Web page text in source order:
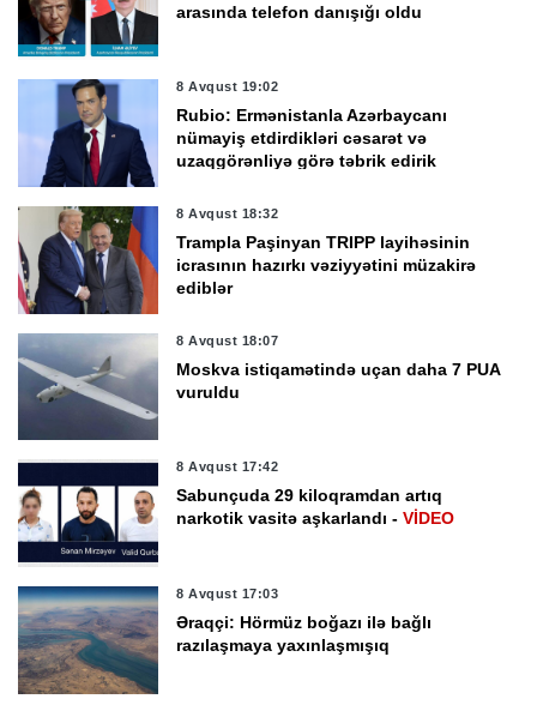
arasında telefon danışığı oldu
8 Avqust 19:02
Rubio: Ermənistanla Azərbaycanı
nümayiş etdirdikləri cəsarət və
uzaqgörənliyə görə təbrik edirik
8 Avqust 18:32
Trampla Paşinyan TRIPP layihəsinin
icrasının hazırkı vəziyyətini müzakirə
ediblər
8 Avqust 18:07
Moskva istiqamətində uçan daha 7 PUA
vuruldu
8 Avqust 17:42
Sabunçuda 29 kiloqramdan artıq
narkotik vasitə aşkarlandı -VİDEO
8 Avqust 17:03
Əraqçi: Hörmüz boğazı ilə bağlı
razılaşmaya yaxınlaşmışıq